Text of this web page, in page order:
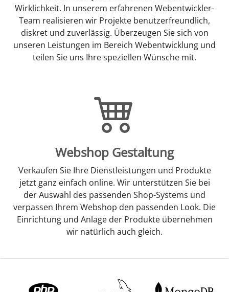
Wirklichkeit. In unserem erfahrenen Webentwickler-
Team realisieren wir Projekte benutzerfreundlich,
diskret und zuverlässig. Überzeugen Sie sich von
unseren Leistungen im Bereich Webentwicklung und
teilen Sie uns Ihre speziellen Wünsche mit.
Webshop Gestaltung
Verkaufen Sie Ihre Dienstleistungen und Produkte
jetzt ganz einfach online. Wir unterstützen Sie bei
der Auswahl des passenden Shop-Systems und
verpassen Ihrem Webshop den passenden Look. Die
Einrichtung und Anlage der Produkte übernehmen
wir natürlich auch gleich.